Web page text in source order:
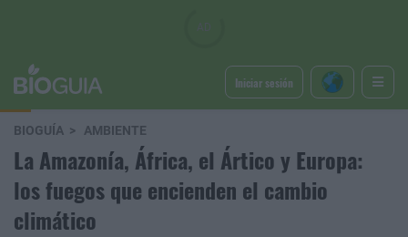
Iniciar sesión
BIOGUÍA AMBIENTE
La Amazonía, África, el Ártico y Europa:
los fuegos que encienden el cambio
climático